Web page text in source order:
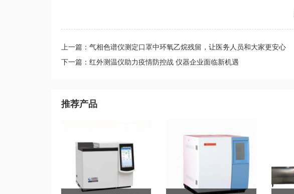
上一篇：气相色谱仪测定口罩中环氧乙烷残留，让医务人员和大家更安心
下一篇：红外测温仪助力疫情防控战 仪器企业面临新机遇
推荐产品